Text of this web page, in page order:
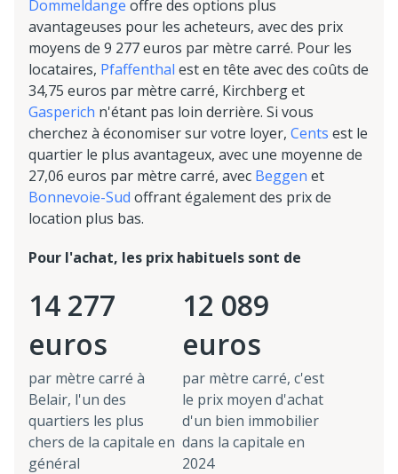
Dommeldange offre des options plus
avantageuses pour les acheteurs, avec des prix
moyens de 9 277 euros par mètre carré. Pour les
locataires, Pfaffenthal est en tête avec des coûts de
34,75 euros par mètre carré, Kirchberg et
Gasperich n'étant pas loin derrière. Si vous
cherchez à économiser sur votre loyer, Cents est le
quartier le plus avantageux, avec une moyenne de
27,06 euros par mètre carré, avec Beggen et
Bonnevoie-Sud offrant également des prix de
location plus bas.
Pour l'achat, les prix habituels sont de
14 277
euros
par mètre carré à
Belair, l'un des
quartiers les plus
chers de la capitale en
général
12 089
euros
par mètre carré, c'est
le prix moyen d'achat
d'un bien immobilier
dans la capitale en
2024